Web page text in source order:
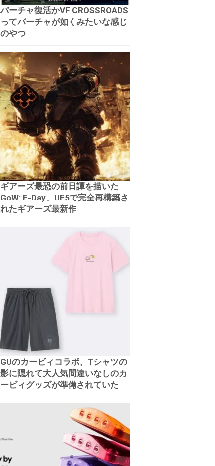
バーチャ復活かVF CROSSROADS
ってバーチャが如くみたいな感じ
のやつ
ギアーズ最恐の前日譚を描いた
GoW: E-Day、UE5で完全再構築さ
れたギアーズ最新作
GUのカービィコラボ、Tシャツの
影に隠れて大人気間違いなしのカ
ービィグッズが準備されていた